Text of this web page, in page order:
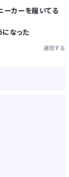
ーカーを履いてる
なった
返信する